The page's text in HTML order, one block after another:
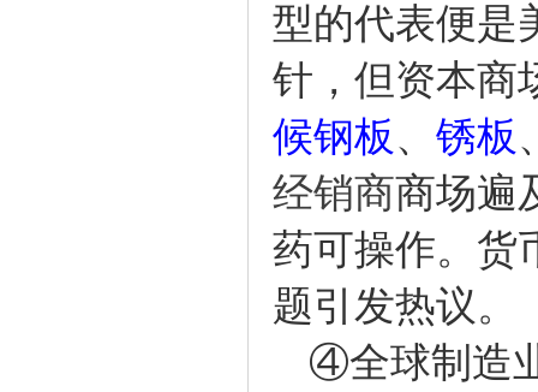
型的代表便是
针，但资本商
候钢板、 锈板
经销商商场遍
药可操作。货
题引发热议。
④全球制造